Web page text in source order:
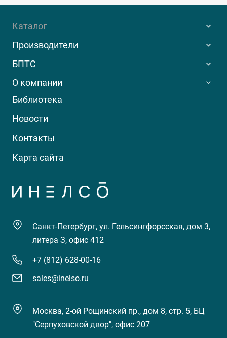
Каталог
Производители
БПТС
О компании
Библиотека
Новости
Контакты
Карта сайта
Санкт-Петербург, ул. Гельсингфорсская, дом 3,
литера З, офис 412
+7 (812) 628-00-16
sales@inelso.ru
Москва, 2-ой Рощинский пр., дом 8, стр. 5, БЦ
"Серпуховской двор", офис 207